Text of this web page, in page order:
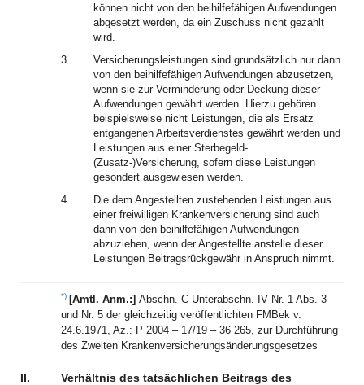
können nicht von den beihilfefähigen Aufwendungen
abgesetzt werden, da ein Zuschuss nicht gezahlt
wird.
3.
Versicherungsleistungen sind grundsätzlich nur dann
von den beihilfefähigen Aufwendungen abzusetzen,
wenn sie zur Verminderung oder Deckung dieser
Aufwendungen gewährt werden. Hierzu gehören
beispielsweise nicht Leistungen, die als Ersatz
entgangenen Arbeitsverdienstes gewährt werden und
Leistungen aus einer Sterbegeld-
(Zusatz-)Versicherung, sofern diese Leistungen
gesondert ausgewiesen werden.
4.
Die dem Angestellten zustehenden Leistungen aus
einer freiwilligen Krankenversicherung sind auch
dann von den beihilfefähigen Aufwendungen
abzuziehen, wenn der Angestellte anstelle dieser
Leistungen Beitragsrückgewähr in Anspruch nimmt.
*) [Amtl. Anm.:] Abschn. C Unterabschn. IV Nr. 1 Abs. 3
und Nr. 5 der gleichzeitig veröffentlichten FMBek v.
24.6.1971, Az.: P 2004 – 17/19 – 36 265, zur Durchführung
des Zweiten Krankenversicherungsänderungsgesetzes
II.
Verhältnis des tatsächlichen Beitrags des